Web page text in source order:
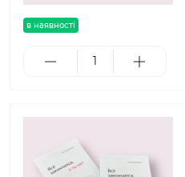
в наявності